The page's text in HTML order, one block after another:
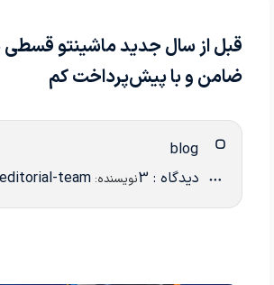
قبل از سال جدید ماشینتو
ضامن و با پیش‌پرداخت کم
دیدگاه : 3
نویسنده: team